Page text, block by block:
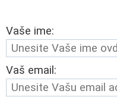
Vaše ime:
Vaš email: